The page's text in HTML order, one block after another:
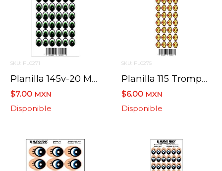
SKU: PL0271
Planilla 145v-20 Mm Ojo Verde 48 Pzas. Nacional 20 X 14 Mm
$7.00 MXN
Disponible
SKU: PL0275
Planilla 115 Trompa Amarilla 40 Pzas. Nacional 20 X 15 Mm
$6.00 MXN
Disponible